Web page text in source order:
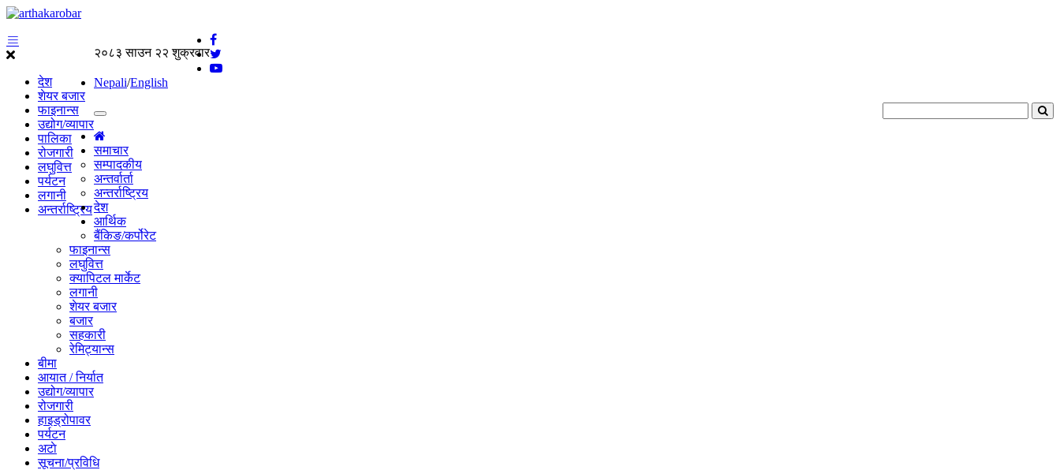
देश
शेयर बजार
फाइनान्स
उद्योग/व्यापार
पालिका
रोजगारी
लघुवित्त
पर्यटन
लगानी
अन्तर्राष्ट्रिय
२०८३ साउन २२ शुक्रवार
Nepali/English
समाचार
सम्पादकीय
अन्तर्वार्ता
अन्तर्राष्ट्रिय
देश
आर्थिक
बैंकिङ/कर्पोरेट
फाइनान्स
लघुवित्त
क्यापिटल मार्केट
लगानी
शेयर बजार
बजार
सहकारी
रेमिट्यान्स
बीमा
आयात / निर्यात
उद्योग/व्यापार
रोजगारी
हाइड्रोपावर
पर्यटन
अटाे
सूचना/प्रविधि